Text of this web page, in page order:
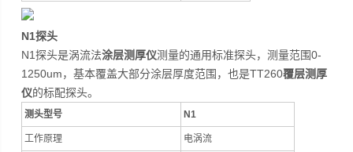
N1探头
N1探头是涡流法涂层测厚仪测量的通用标准探头，测量范围0-
1250um，基本覆盖大部分涂层厚度范围，也是TT260覆层测厚
仪的标配探头。
测头型号 N1
工作原理 电涡流